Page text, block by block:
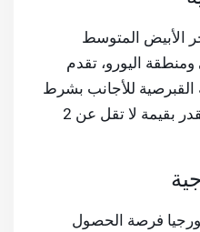
الأبيض المتوسط
ومنطقة اليورو، تقدم
القبرصية للأجانب بشرط
شراء عقارات على أرضها تقدر بقيمة لا تقل عن 2
فرصة الحصول